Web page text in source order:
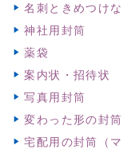
名刺ときめつけな
神社用封筒
薬袋
案内状・招待状
写真用封筒
変わった形の封筒
宅配用の封筒（